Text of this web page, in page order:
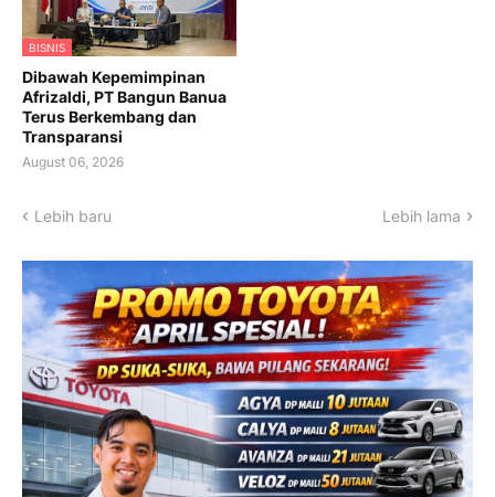
BISNIS
Dibawah Kepemimpinan
Afrizaldi, PT Bangun Banua
Terus Berkembang dan
Transparansi
August 06, 2026
Lebih baru Lebih lama